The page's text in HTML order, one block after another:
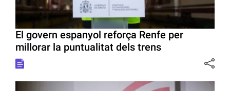
El govern espanyol reforça Renfe per
millorar la puntualitat dels trens